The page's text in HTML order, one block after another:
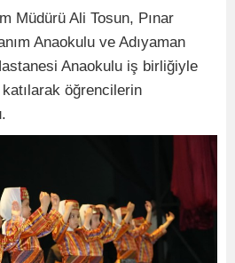
Müdürü Ali Tosun, Pınar
Anaokulu ve Adıyaman
Anaokulu iş birliğiyle
öğrencilerin